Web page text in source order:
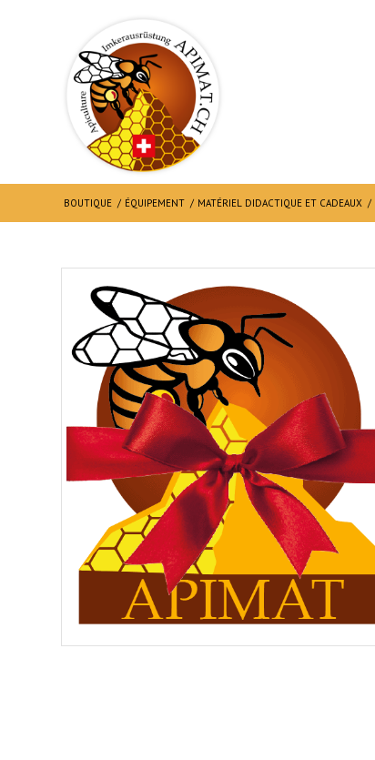
BOUTIQUE / ÉQUIPEMENT / MATÉRIEL DIDACTIQUE ET CADEAUX /